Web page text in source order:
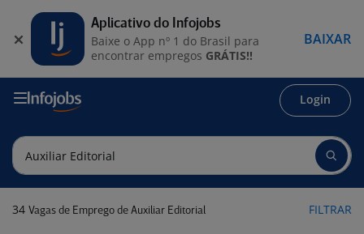
Login
34 Vagas de Emprego de Auxiliar Editorial FILTRAR
Aplicativo do Infojobs
Baixe o App nº 1 do Brasil para
encontrar empregos GRÁTIS!!
BAIXAR